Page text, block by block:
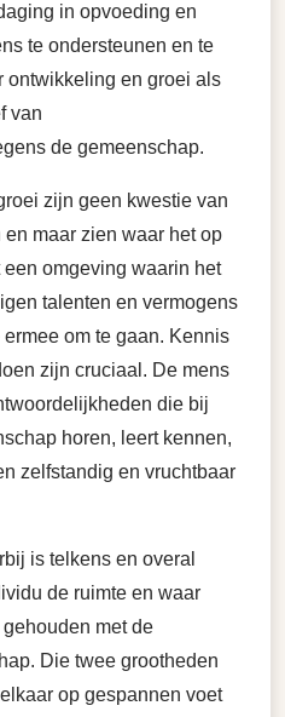
in opvoeding en
te ondersteunen en te
ontwikkeling en groei als
van
de gemeenschap.
zijn geen kwestie van
maar zien waar het op
omgeving waarin het
talenten en vermogens
om te gaan. Kennis
zijn cruciaal. De mens
die bij
horen, leert kennen,
zelfstandig en vruchtbaar
is telkens en overal
de ruimte en waar
met de
Die twee grootheden
op gespannen voet